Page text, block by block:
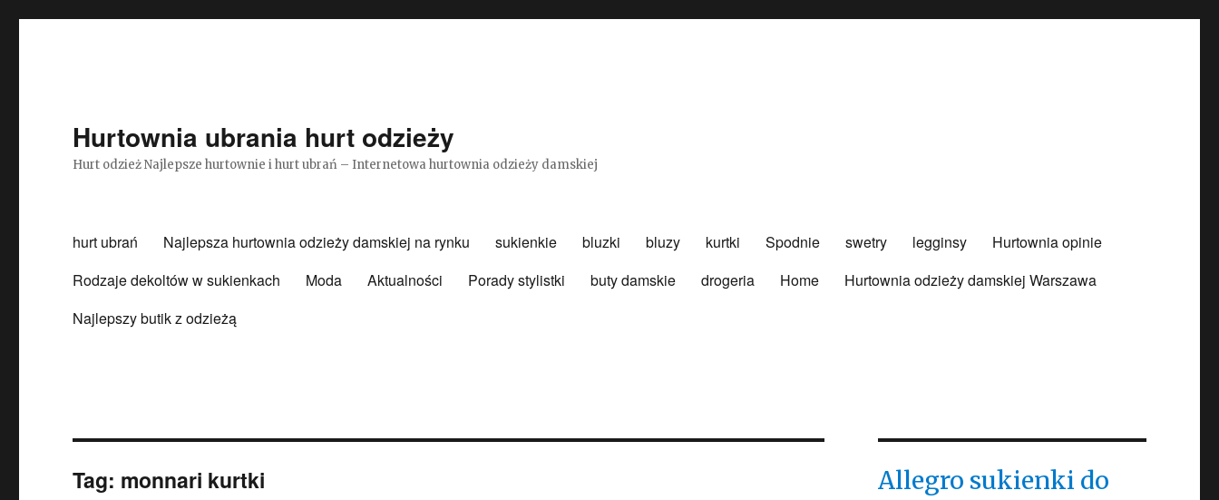
Hurtownia ubrania hurt odzieży
Hurt odzież Najlepsze hurtownie i hurt ubrań – Internetowa hurtownia odzieży damskiej
hurt ubrań Najlepsza hurtownia odzieży damskiej na rynku sukienkie bluzki bluzy kurtki Spodnie swetry legginsy
Hurtownia opinie
Rodzaje dekoltów w sukienkach
Moda Aktualności Porady stylistki buty damskie drogeria Home
Hurtownia odzieży damskiej Warszawa
Najlepszy butik z odzieżą
Tag: monnari kurtki
Allegro sukienki do